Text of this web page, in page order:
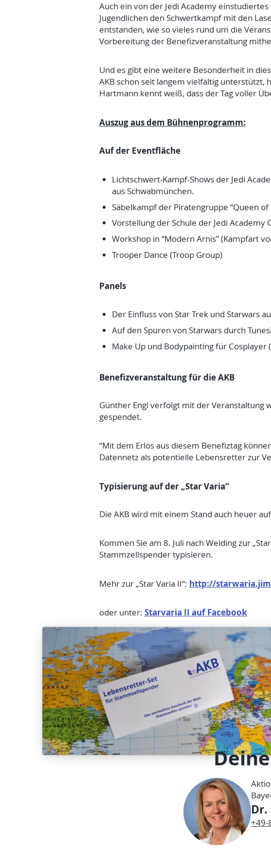
Auch ein von der Jedi Academy
Jugendlichen den Schwertkampf mit den
entstanden, wie so vieles rund um die
Vorbereitung der Benefizveranstaltung
Und es gibt eine weitere Besonderheit in
AKB schon seit langem vielfältig
Hartmann kennt weiß, dass der Tag voller
Auszug aus dem Bühnenprogramm:
Auf der Eventfläche
Lichtschwert-Kampf-Shows der Jedi
aus Schwabmünchen.
Säbelkampf der Piratengruppe “Queen of
Vorstellung der Schule der Jedi
Workshop in “Modern Arnis” (Kampfart
Trooper Dance (Troop Group)
Panels
Der Einfluss von Star Trek und Starwars
Auf den Spuren von Starwars durch
Make Up und Bodypainting für Cosplayer
Benefizveranstaltung für die AKB
Günther Engl verfolgt mit der Veranstaltung
gespendet.
“Mit dem Erlös aus diesem Benefiztag
Datennetz als potentielle Lebensretter zur
Typisierung auf der „Star Varia“
Die AKB wird mit einem Stand auch heuer
Kommen Sie am 8. Juli nach Weiding zur
Stammzellspender typisieren.
Mehr zur „Star Varia II“: http://
oder unter: Starvaria II auf Facebook
Dr.
+49-